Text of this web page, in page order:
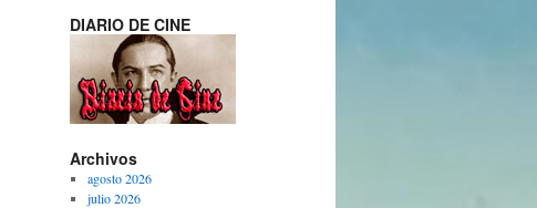
DIARIO DE CINE
Archivos
agosto 2026
julio 2026